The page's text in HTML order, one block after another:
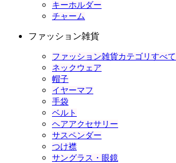
キーホルダー
チャーム
ファッション雑貨
ファッション雑貨カテゴリすべて
ネックウェア
帽子
イヤーマフ
手袋
ベルト
ヘアアクセサリー
サスペンダー
つけ襟
サングラス・眼鏡